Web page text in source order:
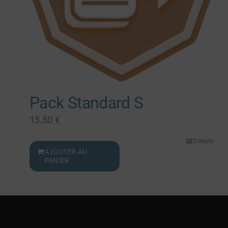
Pack Standard S
15,50 €
AJOUTER AU
PANIER
Détails